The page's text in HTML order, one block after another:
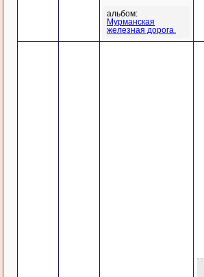
альбом:
Мурманская
железная дорога.